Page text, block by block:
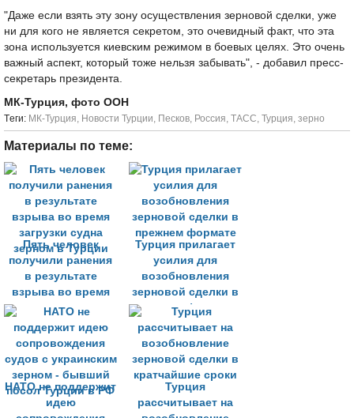
"Даже если взять эту зону осуществления зерновой сделки, уже
ни для кого не является секретом, это очевидный факт, что эта
зона используется киевским режимом в боевых целях. Это очень
важный аспект, который тоже нельзя забывать", - добавил пресс-
секретарь президента.
МК-Турция, фото ООН
Tеги: МК-Турция, Новости Турции, Песков, Россия, ТАСС, Турция, зерно
Материалы по теме:
Пять человек
получили ранения
в результате
взрыва во время
загрузки судна
зерном в Турции
Турция прилагает
усилия для
возобновления
зерновой сделки в
прежнем формате
НАТО не поддержит
идею
Турция
рассчитывает на